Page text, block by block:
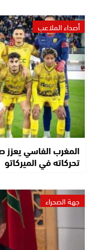
أصداء الملاعب
المغرب الفاسي يعزز
تحركاته في الميركاتو
جهة الصحراء